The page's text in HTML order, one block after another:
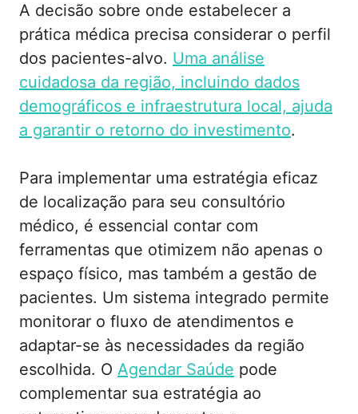
A decisão sobre onde estabelecer a
prática médica precisa considerar o perfil
dos pacientes-alvo. Uma análise
cuidadosa da região, incluindo dados
demográficos e infraestrutura local, ajuda
a garantir o retorno do investimento.
Para implementar uma estratégia eficaz
de localização para seu consultório
médico, é essencial contar com
ferramentas que otimizem não apenas o
espaço físico, mas também a gestão de
pacientes. Um sistema integrado permite
monitorar o fluxo de atendimentos e
adaptar-se às necessidades da região
escolhida. O Agendar Saúde pode
complementar sua estratégia ao